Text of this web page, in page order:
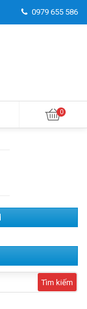
0979 655 586